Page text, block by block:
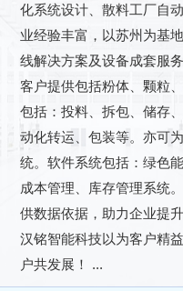
化系统设计、散料工厂自
业经验丰富，以苏州为基
线解决方案及设备成套服
客户提供包括粉体、颗粒
包括：投料、拆包、储存
动化转运、包装等。亦可
统。软件系统包括：绿色
成本管理、库存管理系统
供数据依据，助力企业提
汉铭智能科技以为客户精
户共发展！ ...